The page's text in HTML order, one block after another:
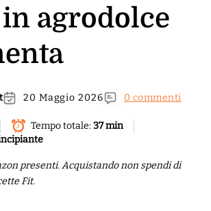
agrodolce
20 Maggio 2026 0 commenti
Tempo totale:37 min
presenti. Acquistando non spendi di
Fit.